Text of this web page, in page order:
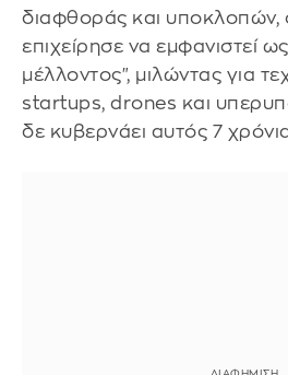
διαφθοράς και υποκλοπών,
επιχείρησε να εμφανιστεί
μέλλοντος", μιλώντας για
startups, drones και
δε κυβερνάει αυτός 7